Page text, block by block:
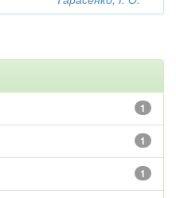
1
1
1